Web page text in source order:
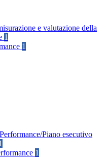
e valutazione della
1
1
Piano esecutivo
1